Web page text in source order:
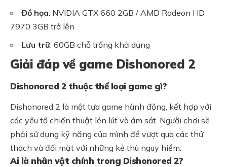
Đồ họa: NVIDIA GTX 660 2GB / AMD Radeon HD
7970 3GB trở lên
Lưu trữ: 60GB chỗ trống khả dụng
Giải đáp về game Dishonored 2
Dishonored 2 thuộc thể loại game gì?
Dishonored 2 là một tựa game hành động, kết hợp với
các yếu tố chiến thuật lén lút và ám sát. Người chơi sẽ
phải sử dụng kỹ năng của mình để vượt qua các thử
thách và đối mặt với những kẻ thù nguy hiểm.
Ai là nhân vật chính trong Dishonored 2?